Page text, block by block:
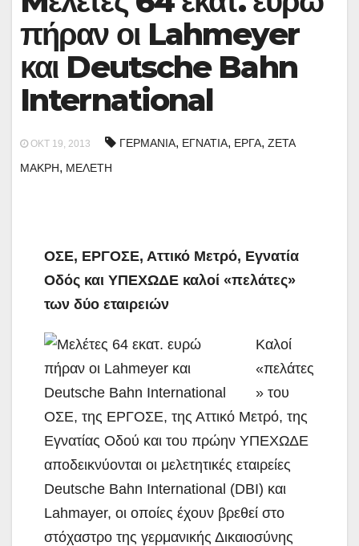
πήραν οι Lahmeyer
και Deutsche Bahn
International
ΟΚΤ 19, 2013 ΓΕΡΜΑΝΙΑ, ΕΓΝΑΤΙΑ, ΕΡΓΑ, ΖΕΤΑ
ΜΑΚΡΗ, ΜΕΛΕΤΗ
ΟΣΕ, ΕΡΓΟΣΕ, Αττικό Μετρό, Εγνατία
Οδός και ΥΠΕΧΩΔΕ καλοί «πελάτες»
των δύο εταιρειών
Καλοί
«πελάτες
» του
ΟΣΕ, της ΕΡΓΟΣΕ, της Αττικό Μετρό, της
Εγνατίας Οδού και του πρώην ΥΠΕΧΩΔΕ
αποδεικνύονται οι μελετητικές εταιρείες
Deutsche Bahn International (DBI) και
Lahmayer, οι οποίες έχουν βρεθεί στο
στόχαστρο της γερμανικής Δικαιοσύνης